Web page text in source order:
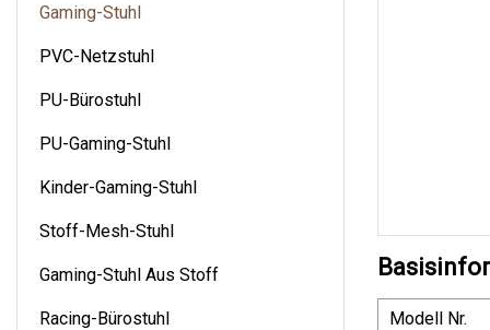
Gaming-Stuhl
PVC-Netzstuhl
PU-Bürostuhl
PU-Gaming-Stuhl
Kinder-Gaming-Stuhl
Stoff-Mesh-Stuhl
Gaming-Stuhl Aus Stoff
Racing-Bürostuhl Modell Nr.